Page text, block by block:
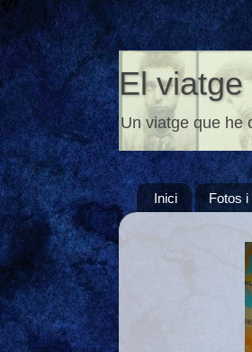
El
Un viatge que he
Inici Fotos